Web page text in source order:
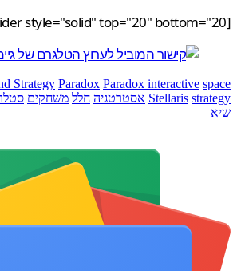
Grand Strategy Paradox Paradox interactive
Stellaris אסטרטגיה חלל משחקים סטלריס